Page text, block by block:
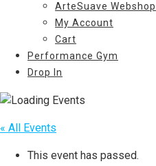
ArteSuave Webshop
My Account
Cart
Performance Gym
Drop In
« All Events
This event has passed.